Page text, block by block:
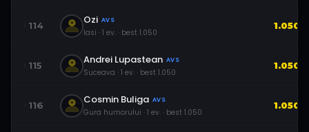
114 Ozi AVS
Iasi · 1 ev. · best 1.050
1.050
115 Andrei Lupastean AVS
Suceava · 1 ev. · best 1.050
1.050
116 Cosmin Buliga AVS
Gura humorului · 1 ev. · best 1.050
1.050